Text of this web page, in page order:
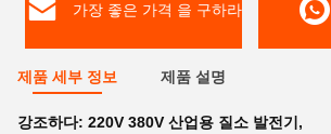
가장 좋은 가격 을 구하라
제품 세부 정보 제품 설명
강조하다: 220V 380V 산업용 질소 발전기 ,